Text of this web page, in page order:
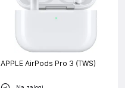
APPLE AirPods Pro 3 (TWS)